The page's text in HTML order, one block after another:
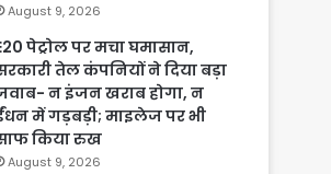
August 9, 2026
पेट्रोल पर मचा घमासान,
तेल कंपनियों ने दिया बड़ा
न इंजन खराब होगा, न
में गड़बड़ी; माइलेज पर भी
किया रुख
August 9, 2026